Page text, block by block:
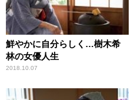
鮮やかに自分らしく…樹木希
林の女優人生
2018.10.07